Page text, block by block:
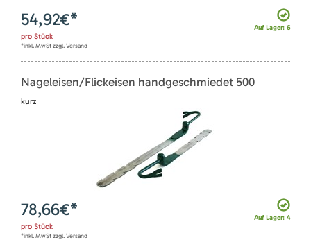
Auf Lager: 6
54,92€*
pro Stück
*inkl. MwSt zzgl. Versand
Nageleisen/Flickeisen handgeschmiedet 500
kurz
Auf Lager: 4
78,66€*
pro Stück
*inkl. MwSt zzgl. Versand